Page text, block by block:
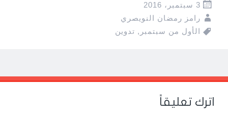
3 سبتمبر، 2016
رامز رمضان النويصري
الأول من سبتمبر , تدوين
Post
navigation
←
→
اترك تعليقاً